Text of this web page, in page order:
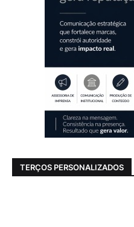
TERÇOS PERSONALIZADOS